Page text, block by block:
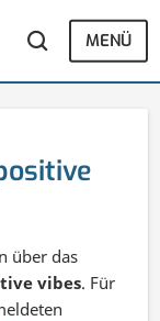
MENÜ
über das
vibes. Für